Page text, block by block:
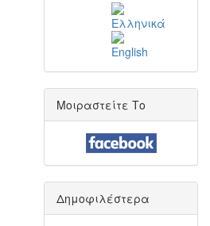
Μοιραστείτε Το
Δημοφιλέστερα